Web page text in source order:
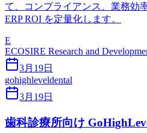
て、コンプライアンス、業務効
ERP ROI を定量化します。
E
ECOSIRE Research and
3月19日
gohighleveldental
3月19日
歯科診療所向け